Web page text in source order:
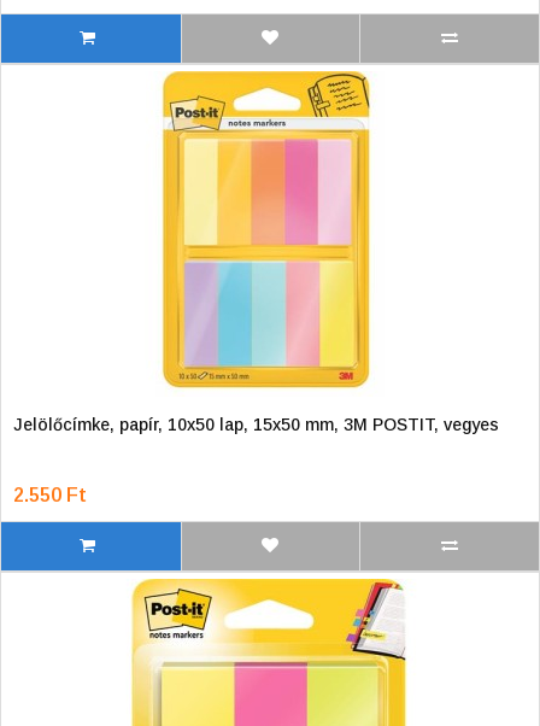
Jelölőcímke, papír, 10x50 lap, 15x50 mm, 3M POSTIT, vegyes
2.550 Ft